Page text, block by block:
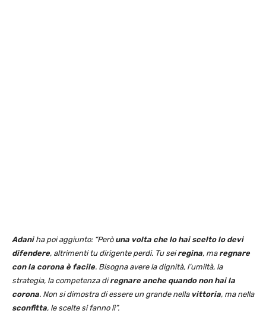
Adaniha poi aggiunto: “Però una volta che lo hai scelto lo devi
difendere, altrimenti tu dirigente perdi. Tu seiregina, ma regnare
con la corona è facile. Bisogna avere la dignità, l’umiltà, la
strategia, la competenza diregnare anche quando non hai la
corona. Non si dimostra di essere un grande nella vittoria, ma nella
sconfitta, le scelte si fanno lì”.